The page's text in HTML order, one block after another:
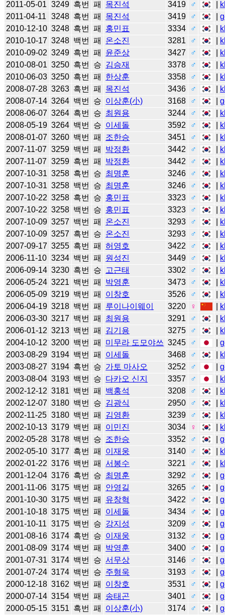
2011-05-01 3249 흑번 패 목진석 3419 ♂
2011-04-11
3248 흑번 패 목진석 3419 ♂ |
2010-12-10 3248 흑번 패 홍민표 3334 ♂
2010-10-17 3248 백번 패 온소진 3281 ♂
2010-09-02 3249 흑번 패 윤준상 3427 ♂
2010-08-01 3250 흑번 승 김승재 3378 ♂
2010-06-03 3250 흑번 패 한상훈 3358 ♂
2008-07-28 3263 흑번 패 목진석 3436 ♂
2008-07-14 3264 백번 승 이상훈(小) 3168 ♂ |
2008-06-07 3264 흑번 승 최원용 3244 ♂
2008-05-19 3264 백번 승 이세돌 3592 ♂
2008-01-07 3260 백번 패 조한승 3451 ♂
2007-11-07 3259 백번 패 박정환 3442 ♂
2007-11-07 3259 흑번 패 박정환 3442 ♂
2007-10-31 3258 흑번 승 최명훈 3246 ♂
2007-10-31 3258 백번 승 최명훈 3246 ♂
2007-10-22 3258 흑번 승 홍민표 3323 ♂
2007-10-22 3258 백번 승 홍민표 3323 ♂
2007-10-09 3257 백번 패 온소진 3293 ♂
2007-10-09 3257 흑번 승 온소진 3293 ♂
2007-09-17 3255 흑번 패 허영호 3422 ♂
2006-11-10 3234 백번 패 원성진 3449 ♂
2006-09-14 3230 흑번 승 고근태 3302 ♂
2006-05-24 3221 백번 패 박영훈 3473 ♂
2006-05-09 3219 백번 패 이창호 3526 ♂
2006-04-19 3218 백번 패 루이나이웨이 3220 ♀
2006-03-30 3217 백번 패 최원용 3291 ♂
2006-01-12 3213 백번 패 김기용 3275 ♂
2004-10-12 3200 백번 패 미무라 도모야쓰 3245 ♂ |
2003-08-29 3194 백번 패 이세돌 3468 ♂
2003-08-27 3194 흑번 승 가토 마사오 3252 ♂ |
2003-08-04 3193 백번 승 다카오 신지 3357 ♂
2002-12-12 3181 백번 패 백홍석 3208 ♂
2002-12-07 3180 백번 승 김광식 2950 ♂
2002-11-25 3180 백번 패 김영환 3239 ♂
2002-10-13 3179 백번 패 이민진 3034 ♀
2002-05-28 3178 백번 승 조한승 3352 ♂ |
2002-05-10 3177 흑번 패 이재웅 3140 ♂
2002-01-22 3176 백번 패 서봉수 3221 ♂
2001-12-04 3176 흑번 승 최명훈 3292 ♂ |
2001-11-06 3175 백번 패 안영길 3265 ♂ |
2001-10-30 3175 백번 패 유창혁 3422 ♂ |
2001-10-18 3175 백번 패 이세돌 3434 ♂ |
2001-10-11 3175 백번 승 강지성 3209 ♂ |
2001-08-16 3174 흑번 승 이재웅 3132 ♂ |
2001-08-09 3174 백번 패 박영훈 3400 ♂ |
2001-07-31 3174 백번 승 서무상 3146 ♂ |
2001-07-24 3174 백번 승 주형욱 3193 ♂ |
2000-12-18 3162 백번 패 이창호 3531 ♂ |
2000-07-14 3154 백번 패 송태곤 3401 ♂ |
2000-05-15 3151 흑번 패 이상훈(小) 3174 ♂ |